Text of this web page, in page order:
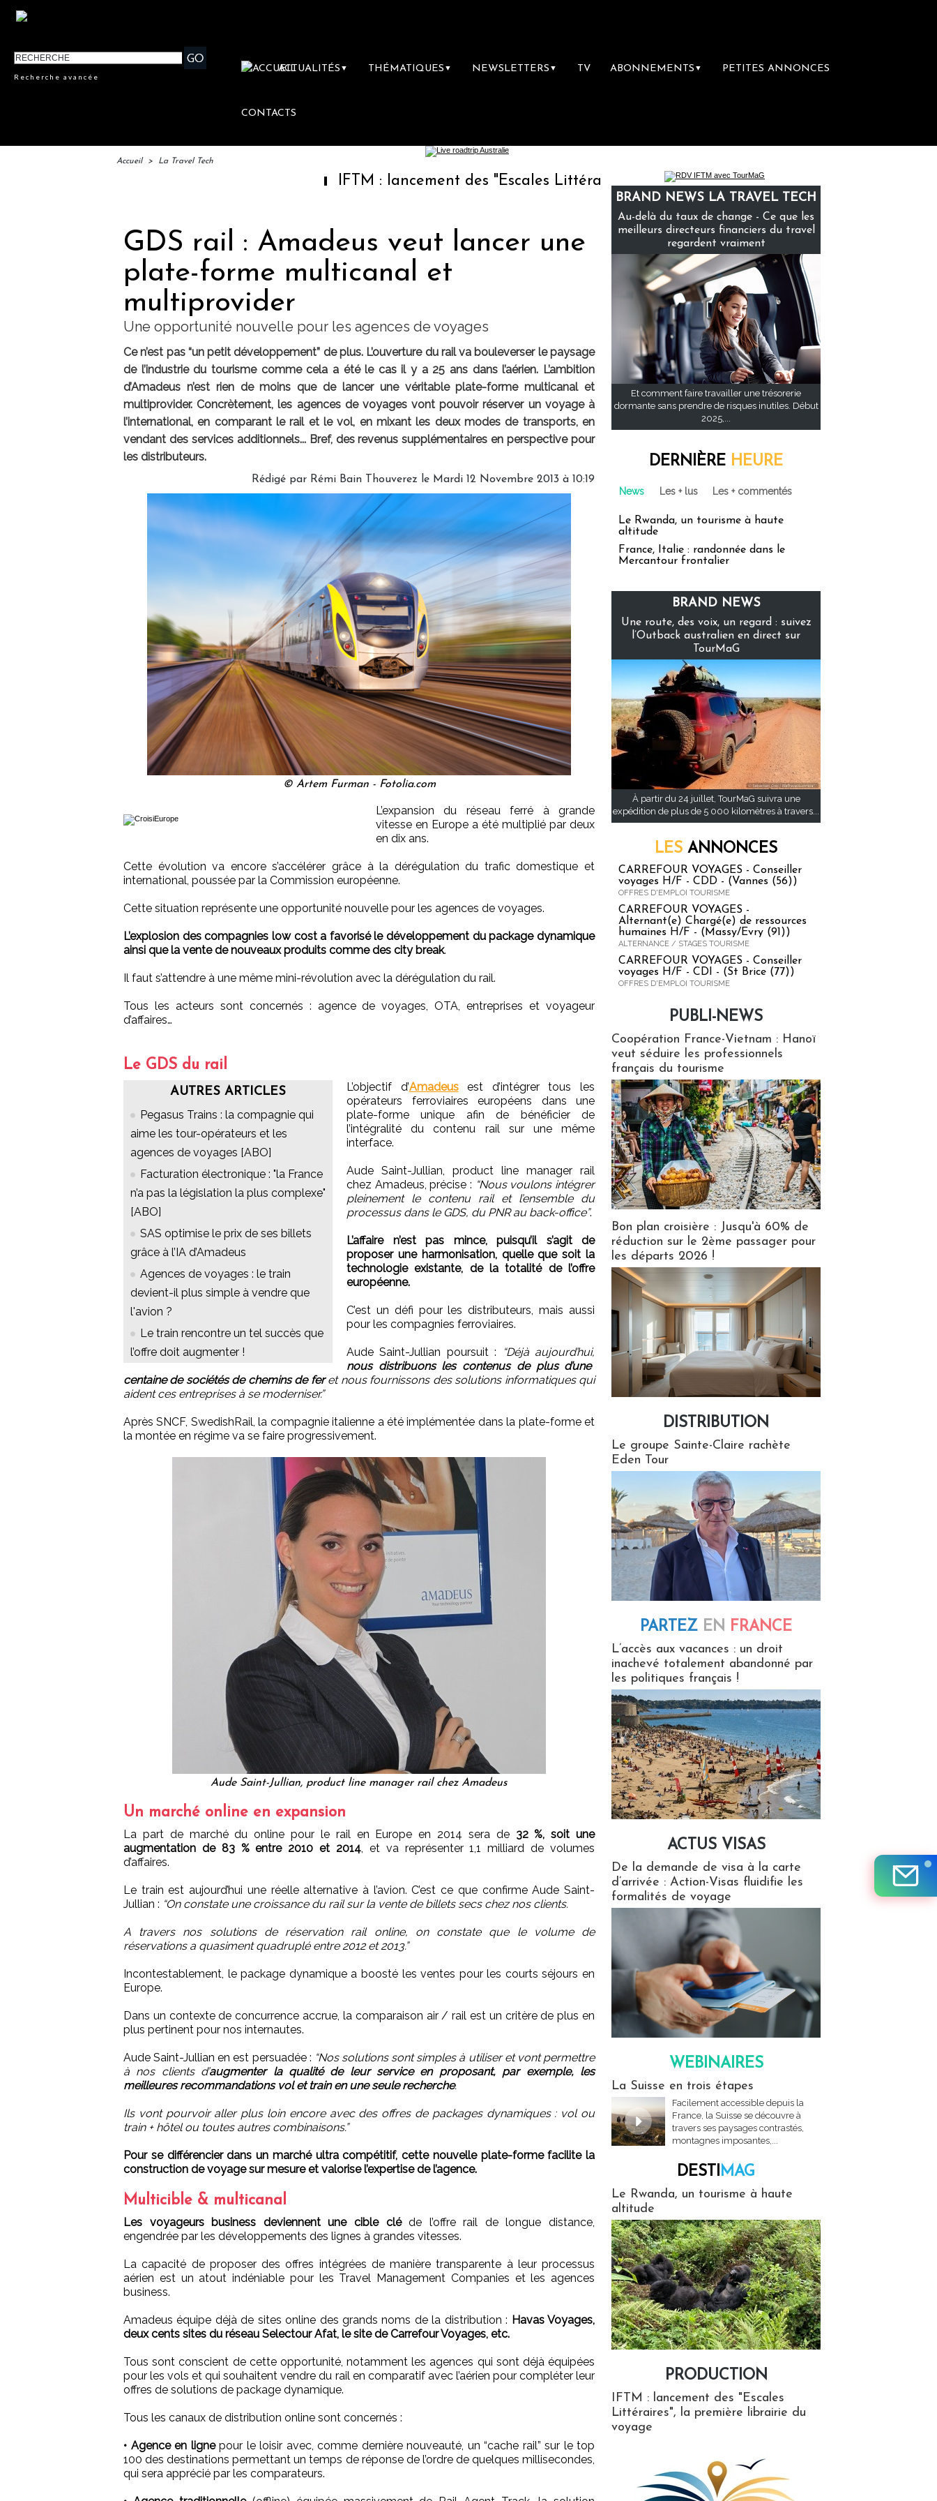
Recherche avancée
ACTUALITÉS ▼ THÉMATIQUES ▼ NEWSLETTERS ▼ TV ABONNEMENTS ▼ PETITES ANNONCES
CONTACTS
Accueil > La Travel Tech
IFTM : lancement des "Escales Littéraires", la première librairie du voyage
GDS rail : Amadeus veut lancer une
plate-forme multicanal et
multiprovider
Une opportunité nouvelle pour les agences de voyages
Ce n’est pas “un petit développement” de plus. L’ouverture du rail va bouleverser le paysage
de l’industrie du tourisme comme cela a été le cas il y a 25 ans dans l’aérien. L’ambition
d’Amadeus n’est rien de moins que de lancer une véritable plate-forme multicanal et
multiprovider. Concrètement, les agences de voyages vont pouvoir réserver un voyage à
l’international, en comparant le rail et le vol, en mixant les deux modes de transports, en
vendant des services additionnels... Bref, des revenus supplémentaires en perspective pour
les distributeurs.
Rédigé par Rémi Bain Thouverez le Mardi 12 Novembre 2013 à 10:19
© Artem Furman - Fotolia.com
L’expansion du réseau ferré à grande
vitesse en Europe a été multiplié par deux
en dix ans.
Cette évolution va encore s’accélérer grâce à la dérégulation du trafic domestique et
international, poussée par la Commission européenne.
Cette situation représente une opportunité nouvelle pour les agences de voyages.
L’explosion des compagnies low cost a favorisé le développement du package dynamique
ainsi que la vente de nouveaux produits comme des city break.
Il faut s’attendre à une même mini-révolution avec la dérégulation du rail.
Tous les acteurs sont concernés : agence de voyages, OTA, entreprises et voyageur
d’affaires…
Le GDS du rail
AUTRES ARTICLES
Pegasus Trains : la compagnie qui
aime les tour-opérateurs et les
agences de voyages [ABO]
Facturation électronique : "la France
n’a pas la législation la plus complexe"
[ABO]
SAS optimise le prix de ses billets
grâce à l’IA d’Amadeus
Agences de voyages : le train
devient-il plus simple à vendre que
l'avion ?
Le train rencontre un tel succès que
l’offre doit augmenter !
L’objectif d’Amadeusest d’intégrer tous les
opérateurs ferroviaires européens dans une
plate-forme unique afin de bénéficier de
l’intégralité du contenu rail sur une même
interface.
Aude Saint-Jullian, product line manager rail
chez Amadeus, précise : “Nous voulons intégrer
pleinement le contenu rail et l’ensemble du
processus dans le GDS, du PNR au back-office”.
L’affaire n’est pas mince, puisqu’il s’agit de
proposer une harmonisation, quelle que soit la
technologie existante, de la totalité de l’offre
européenne.
C’est un défi pour les distributeurs, mais aussi
pour les compagnies ferroviaires.
Aude Saint-Jullian poursuit : “Déjà aujourd’hui,
nous distribuons les contenus de plus d’une
centaine de sociétés de chemins de feret nous fournissons des solutions informatiques qui
aident ces entreprises à se moderniser.”
Après SNCF, SwedishRail, la compagnie italienne a été implémentée dans la plate-forme et
la montée en régime va se faire progressivement.
Aude Saint-Jullian, product line manager rail chez Amadeus
Un marché online en expansion
La part de marché du online pour le rail en Europe en 2014 sera de 32 %, soit une
augmentation de 83 % entre 2010 et 2014, et va représenter 1,1 milliard de volumes
d’affaires.
Le train est aujourd’hui une réelle alternative à l’avion. C’est ce que confirme Aude Saint-
Jullian : “On constate une croissance du rail sur la vente de billets secs chez nos clients.
A travers nos solutions de réservation rail online, on constate que le volume de
réservations a quasiment quadruplé entre 2012 et 2013.”
Incontestablement, le package dynamique a boosté les ventes pour les courts séjours en
Europe.
Dans un contexte de concurrence accrue, la comparaison air / rail est un critère de plus en
plus pertinent pour nos internautes.
Aude Saint-Jullian en est persuadée : “Nos solutions sont simples à utiliser et vont permettre
à nos clients d’augmenter la qualité de leur service en proposant, par exemple, les
meilleures recommandations vol et train en une seule recherche.
Ils vont pourvoir aller plus loin encore avec des offres de packages dynamiques : vol ou
train + hôtel ou toutes autres combinaisons.”
Pour se différencier dans un marché ultra compétitif, cette nouvelle plate-forme facilite la
construction de voyage sur mesure et valorise l’expertise de l’agence.
Multicible & multicanal
Les voyageurs business deviennent une cible cléde l’offre rail de longue distance,
engendrée par les développements des lignes à grandes vitesses.
La capacité de proposer des offres intégrées de manière transparente à leur processus
aérien est un atout indéniable pour les Travel Management Companies et les agences
business.
Amadeus équipe déjà de sites online des grands noms de la distribution : Havas Voyages,
deux cents sites du réseau Selectour Afat, le site de Carrefour Voyages, etc.
Tous sont conscient de cette opportunité, notamment les agences qui sont déjà équipées
pour les vols et qui souhaitent vendre du rail en comparatif avec l’aérien pour compléter leur
offres de solutions de package dynamique.
Tous les canaux de distribution online sont concernés :
• Agence en lignepour le loisir avec, comme dernière nouveauté, un “cache rail” sur le top
100 des destinations permettant un temps de réponse de l’ordre de quelques millisecondes,
qui sera apprécié par les comparateurs.
BRAND NEWS LA TRAVEL TECH
Au-delà du taux de change - Ce que les
meilleurs directeurs financiers du travel
regardent vraiment
Et comment faire travailler une trésorerie
dormante sans prendre de risques inutiles. Début
2025,...
DERNIÈRE HEURE
News Les + lus Les + commentés
Le Rwanda, un tourisme à haute
altitude
France, Italie : randonnée dans le
Mercantour frontalier
BRAND NEWS
Une route, des voix, un regard : suivez
l’Outback australien en direct sur
TourMaG
À partir du 24 juillet, TourMaG suivra une
expédition de plus de 5 000 kilomètres à travers...
LES ANNONCES
CARREFOUR VOYAGES - Conseiller
voyages H/F - CDD - (Vannes (56))
OFFRES D'EMPLOI TOURISME
CARREFOUR VOYAGES -
Alternant(e) Chargé(e) de ressources
humaines H/F - (Massy/Evry (91))
ALTERNANCE / STAGES TOURISME
CARREFOUR VOYAGES - Conseiller
voyages H/F - CDI - (St Brice (77))
OFFRES D'EMPLOI TOURISME
PUBLI-NEWS
Coopération France-Vietnam : Hanoï
veut séduire les professionnels
français du tourisme
Bon plan croisière : Jusqu'à 60% de
réduction sur le 2ème passager pour
les départs 2026 !
DISTRIBUTION
Le groupe Sainte-Claire rachète
Eden Tour
PARTEZ EN FRANCE
L’accès aux vacances : un droit
inachevé totalement abandonné par
les politiques français !
ACTUS VISAS
De la demande de visa à la carte
d’arrivée : Action-Visas fluidifie les
formalités de voyage
WEBINAIRES
La Suisse en trois étapes
Facilement accessible depuis la
France, la Suisse se découvre à
travers ses paysages contrastés,
montagnes imposantes,...
DESTIMAG
Le Rwanda, un tourisme à haute
altitude
PRODUCTION
IFTM : lancement des "Escales
Littéraires", la première librairie du
voyage